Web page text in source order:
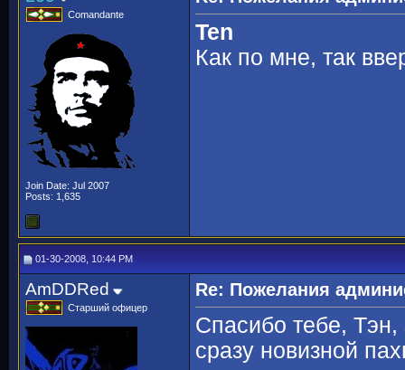
Comandante
Join Date: Jul 2007
Posts: 1,635
Ten
Как по мне, так
01-30-2008, 10:44 PM
AmDDRed
Старший офицер
Re: Пожелания
Спасибо тебе,
сразу новизной